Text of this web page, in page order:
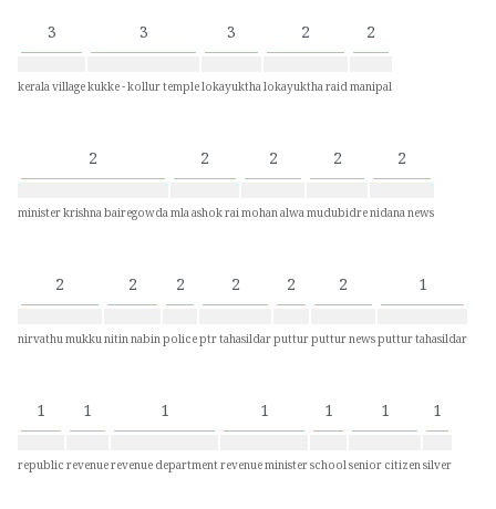
3
kerala village
3
kukke - kollur temple
3
lokayuktha
2
lokayuktha raid
2
manipal
2
minister krishna bairegowda
2
mla ashok rai
2
mohan alwa
2
mudubidre
2
nidana news
2
nirvathu mukku
2
nitin nabin
2
police
2
ptr tahasildar
2
puttur
2
puttur news
1
puttur tahasildar
1
republic
1
revenue
1
revenue department
1
revenue minister
1
school
1
senior citizen
1
silver